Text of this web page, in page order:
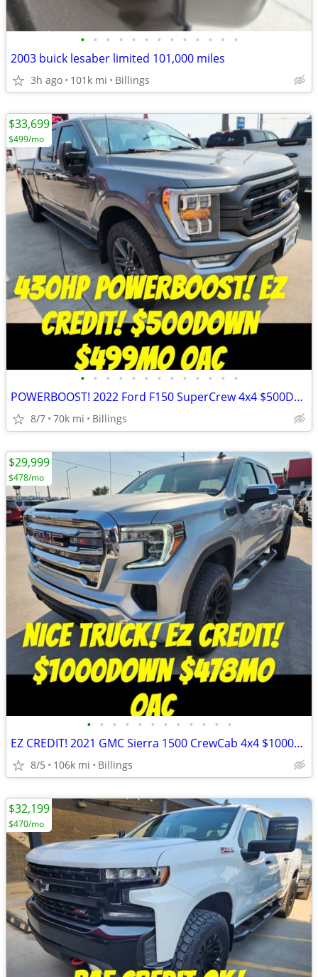
• • • • • • • • • • • • •
2003 buick lesaber limited 101,000 miles
3h ago 101k mi Billings
• • • • • • • • • • • • •
POWERBOOST! 2022 Ford F150 SuperCrew 4x4 $500Down $499mo OAC
8/7 70k mi Billings
$33,699
$499/mo
• • • • • • • • • • • •
EZ CREDIT! 2021 GMC Sierra 1500 CrewCab 4x4 $1000Down $478mo OAC
8/5 106k mi Billings
$29,999
$478/mo
$32,199
$470/mo